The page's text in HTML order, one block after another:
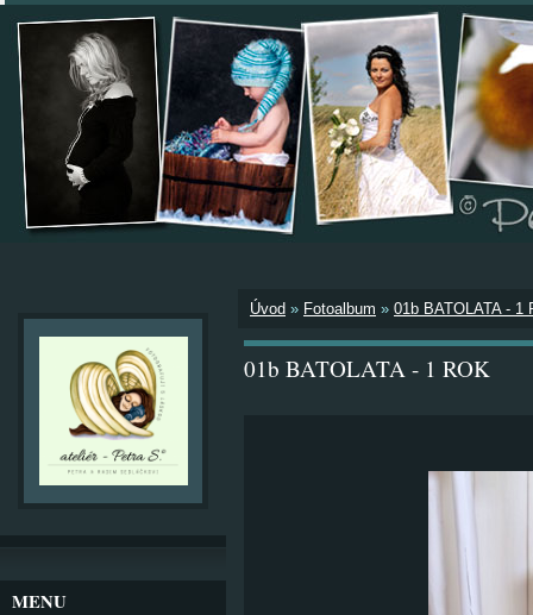
Úvod » Fotoalbum » 01b BATOLATA - 1
01b BATOLATA - 1 ROK
MENU